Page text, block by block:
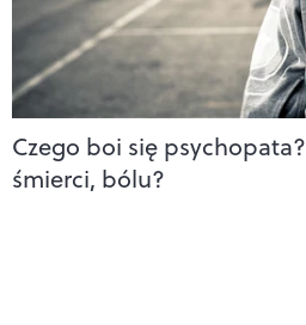
Czego boi się
śmierci, bólu?